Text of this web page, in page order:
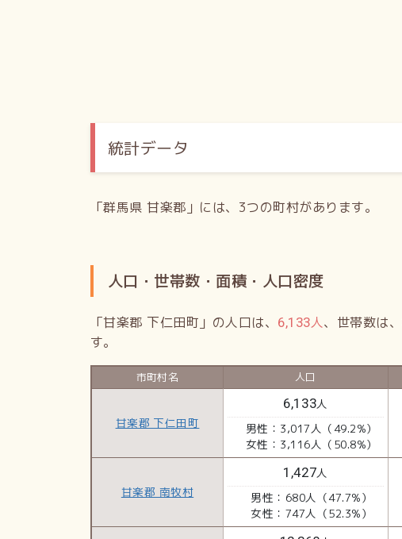
統計データ
「群馬県 甘楽郡」には、3つの町村があります。
人口・世帯数・面積・人口密度
「甘楽郡 下仁田町」の人口は、 6,133人、世帯数は、
す。
市町村名 人口
甘楽郡 下仁田町
6,133人
男性：3,017人（49.2%）
女性：3,116人（50.8%）
甘楽郡 南牧村
1,427人
男性：680人（47.7%）
女性：747人（52.3%）